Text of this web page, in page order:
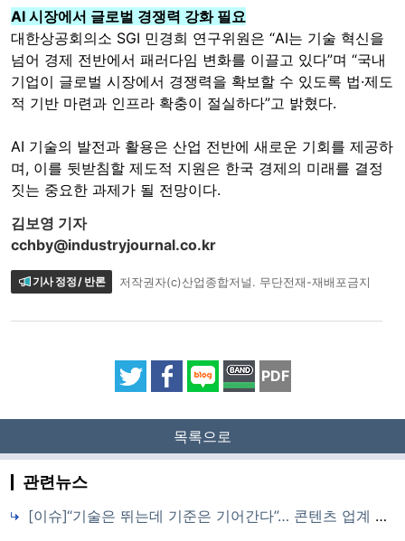
AI 시장에서 글로벌 경쟁력 강화 필요
대한상공회의소 SGI 민경희 연구위원은 “AI는 기술 혁신을
넘어 경제 전반에서 패러다임 변화를 이끌고 있다”며 “국내
기업이 글로벌 시장에서 경쟁력을 확보할 수 있도록 법·제도
적 기반 마련과 인프라 확충이 절실하다”고 밝혔다.
AI 기술의 발전과 활용은 산업 전반에 새로운 기회를 제공하
며, 이를 뒷받침할 제도적 지원은 한국 경제의 미래를 결정
짓는 중요한 과제가 될 전망이다.
김보영 기자
cchby@industryjournal.co.kr
기사 정정 / 반론 저작권자(c)산업종합저널. 무단전재-재배포금지
PDF
목록으로
관련뉴스
[이슈]“기술은 뛰는데 기준은 기어간다”… 콘텐츠 업계 덮친 ‘회색지대’의 딜레마